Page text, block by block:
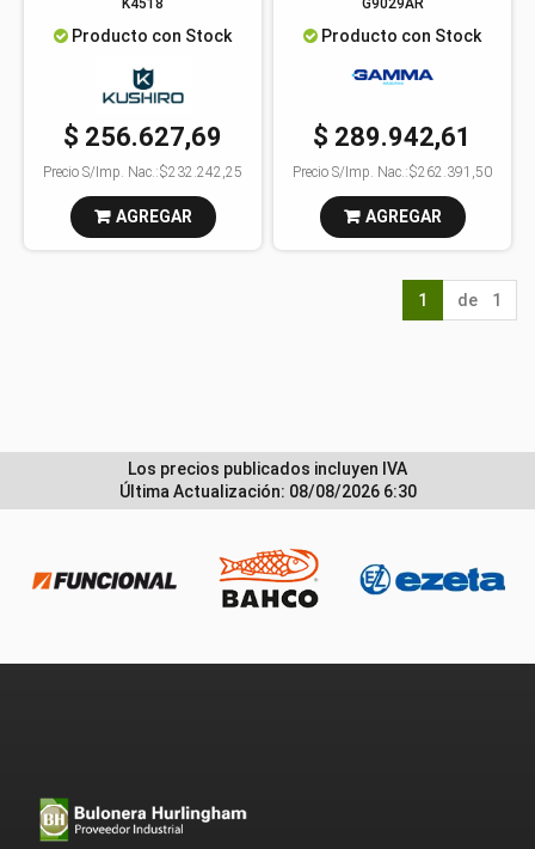
K4518
Producto con Stock
$ 256.627,69
Precio S/Imp. Nac.:$232.242,25
AGREGAR
G9029AR
Producto con Stock
$ 289.942,61
Precio S/Imp. Nac.:$262.391,50
AGREGAR
1 de 1
Los precios publicados incluyen IVA
Última Actualización: 08/08/2026 6:30